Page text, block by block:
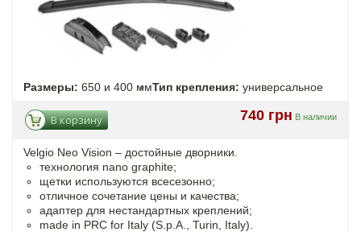
Размеры: 650 и 400 ммТип крепления: универсальное
740 грн В наличии
В корзину
Velgio Neo Vision – достойные дворники.
технология nano graphite;
щетки используются всесезонно;
отличное сочетание цены и качества;
адаптер для нестандартных креплений;
made in PRC for Italy (S.p.A., Turin, Italy).